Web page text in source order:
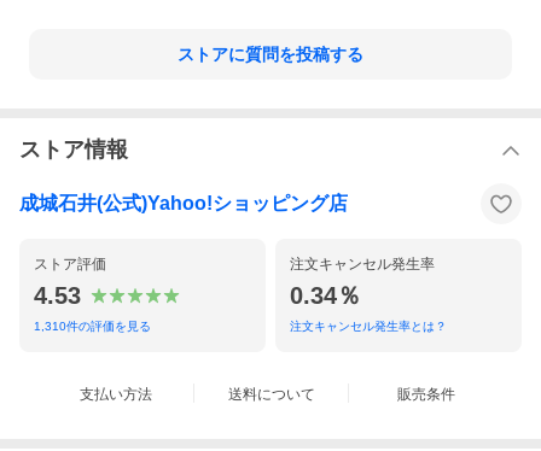
ストアに質問を投稿する
ストア情報
成城石井(公式)Yahoo!ショッピング店
ストア評価
4.53
1,310件の評価を見る
注文キャンセル発生率
0.34％
注文キャンセル発生率とは？
支払い方法 送料について 販売条件